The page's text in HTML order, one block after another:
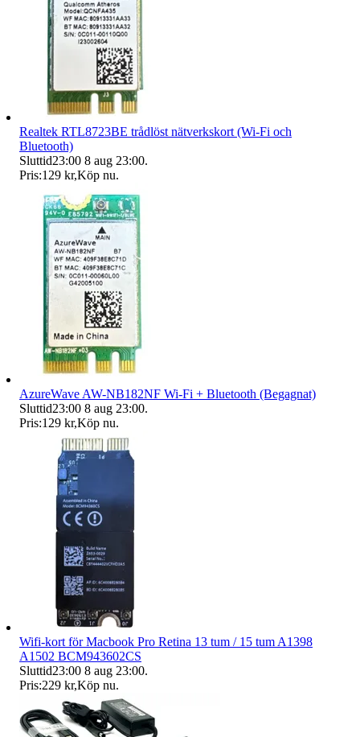
Realtek RTL8723BE trådlöst nätverkskort (Wi-Fi och
Bluetooth)
Sluttid23:00 8 aug 23:00.
Pris:129 kr,Köp nu.
AzureWave AW-NB182NF Wi-Fi + Bluetooth (Begagnat)
Sluttid23:00 8 aug 23:00.
Pris:129 kr,Köp nu.
Wifi-kort för Macbook Pro Retina 13 tum / 15 tum A1398
A1502 BCM943602CS
Sluttid23:00 8 aug 23:00.
Pris:229 kr,Köp nu.